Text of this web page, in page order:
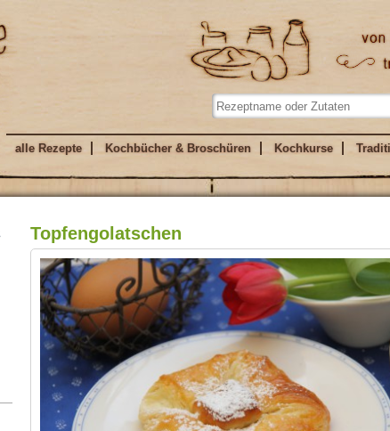
alle Rezepte Kochbücher & Broschüren Kochkurse
Topfengolatschen